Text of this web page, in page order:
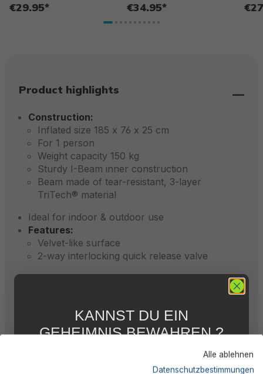
€29.95* €34.95*
Product highlights
Construction:
Inflated size 185 x 76 x 25 cm
For 1 person
Weight capacity 150 kg
Sturdy I-Beam inner construction
Beam made of tear-resistant, 3-layer
TriTech® material
Ideal for indoor & outdoor use
Features:
Velvet-like surface
2-way interlocking quick release valve
Alle ablehnen
Datenschutzbestimmungen
KANNST DU EIN
GEHEIMNIS BEWAHREN ?
FÜR DICH